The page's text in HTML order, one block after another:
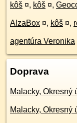
kôš ¤, kôš ¤,
AlzaBox ¤, kôš ¤,
agentúra Veronika
Doprava
Malacky, Okresný
Malacky, Okresný